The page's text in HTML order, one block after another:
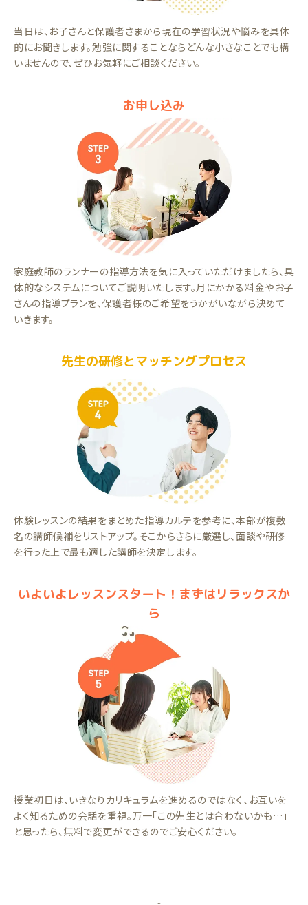
当日は、お子さんと保護者さまから現在の学習状況や悩みを具体
的にお聞きします。勉強に関することならどんな小さなことでも構
いませんので、ぜひお気軽にご相談ください。
お申し込み
家庭教師のランナーの指導方法を気に入っていただけましたら、具
体的なシステムについてご説明いたします。月にかかる料金やお子
さんの指導プランを、保護者様のご希望をうかがいながら決めて
いきます。
先生の研修とマッチングプロセス
体験レッスンの結果をまとめた指導カルテを参考に、本部が複数
名の講師候補をリストアップ。そこからさらに厳選し、面談や研修
を行った上で最も適した講師を決定します。
いよいよレッスンスタート！まずはリラックスか
ら
授業初日は、いきなりカリキュラムを進めるのではなく、お互いを
よく知るための会話を重視。万一「この先生とは合わないかも…」
と思ったら、無料で変更ができるのでご安心ください。